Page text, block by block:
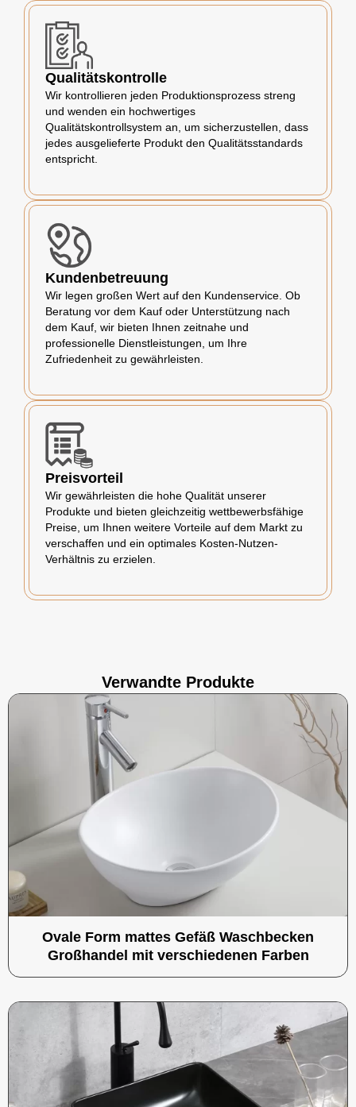
Qualitätskontrolle
Wir kontrollieren jeden Produktionsprozess streng
und wenden ein hochwertiges
Qualitätskontrollsystem an, um sicherzustellen, dass
jedes ausgelieferte Produkt den Qualitätsstandards
entspricht.
Kundenbetreuung
Wir legen großen Wert auf den Kundenservice. Ob
Beratung vor dem Kauf oder Unterstützung nach
dem Kauf, wir bieten Ihnen zeitnahe und
professionelle Dienstleistungen, um Ihre
Zufriedenheit zu gewährleisten.
Preisvorteil
Wir gewährleisten die hohe Qualität unserer
Produkte und bieten gleichzeitig wettbewerbsfähige
Preise, um Ihnen weitere Vorteile auf dem Markt zu
verschaffen und ein optimales Kosten-Nutzen-
Verhältnis zu erzielen.
Verwandte Produkte
Ovale Form mattes Gefäß Waschbecken
Großhandel mit verschiedenen Farben